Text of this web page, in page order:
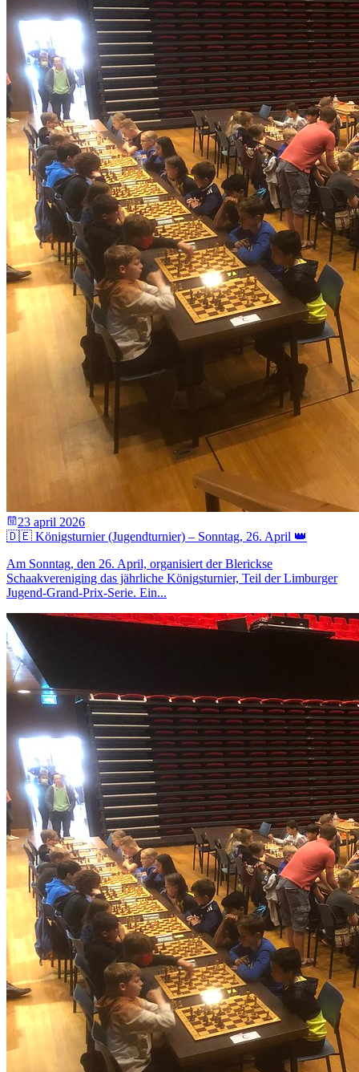
23 april 2026
🇩🇪 Königsturnier (Jugendturnier) – Sonntag, 26. April 👑
Am Sonntag, den 26. April, organisiert der Blerickse
Schaakvereniging das jährliche Königsturnier, Teil der Limburger
Jugend-Grand-Prix-Serie. Ein...